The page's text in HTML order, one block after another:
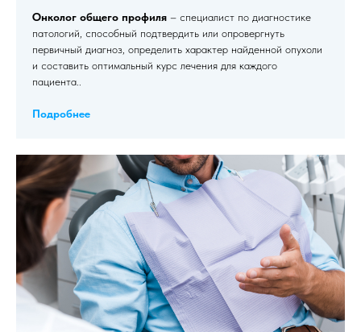
Онколог общего профиля – специалист по диагностике
патологий, способный подтвердить или опровергнуть
первичный диагноз, определить характер найденной опухоли
и составить оптимальный курс лечения для каждого
пациента..
Подробнее